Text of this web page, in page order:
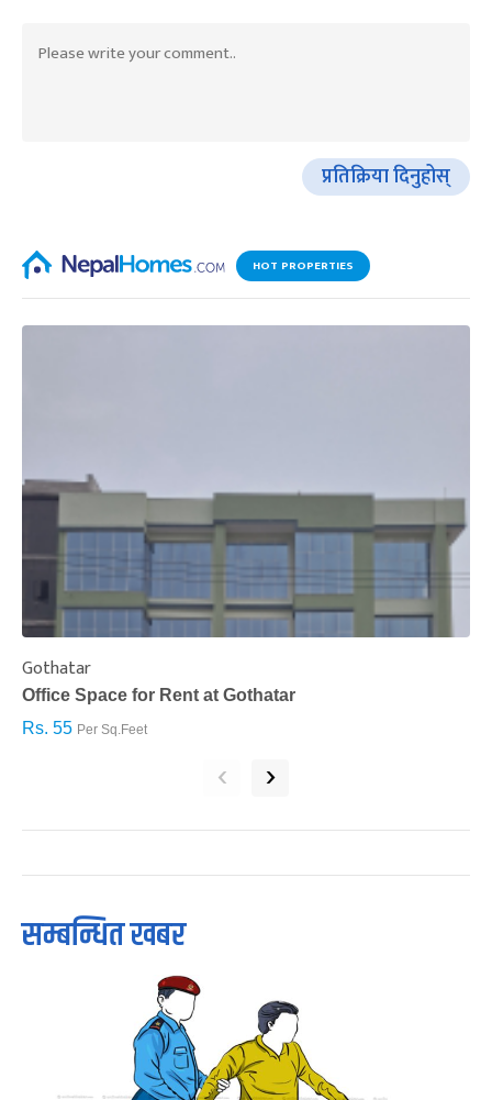
प्रतिक्रिया दिनुहोस्
HOT PROPERTIES
Gothatar
Office Space for Rent at Gothatar
Rs. 55 Per Sq.Feet
‹ ›
सम्बन्धित खबर